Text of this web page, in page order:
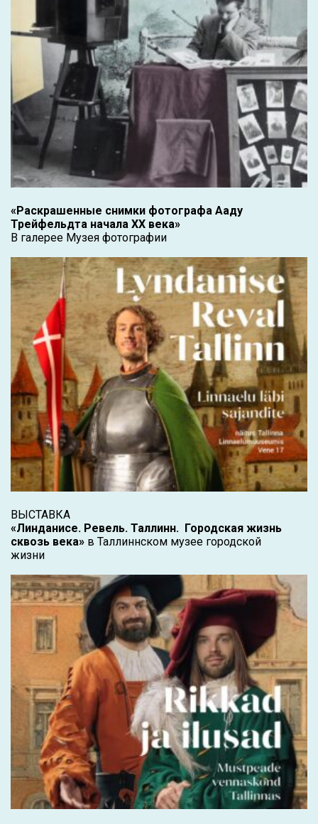
«Раскрашенные снимки фотографа Ааду
Трейфельдта начала XX века»
В галерее Музея фотографии
ВЫСТАВКА
«Линданисе. Ревель. Таллинн. Городская жизнь
сквозь века» в Таллиннском музее городской
жизни